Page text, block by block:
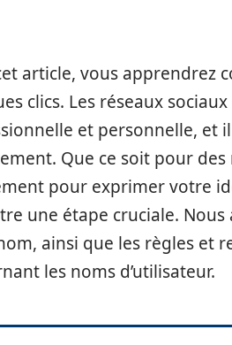
article, vous apprendrez
clics. Les réseaux
et personnelle, et
Que ce soit pour
pour exprimer votre
une étape cruciale.
ainsi que les règles et
les noms d’utilisateur.